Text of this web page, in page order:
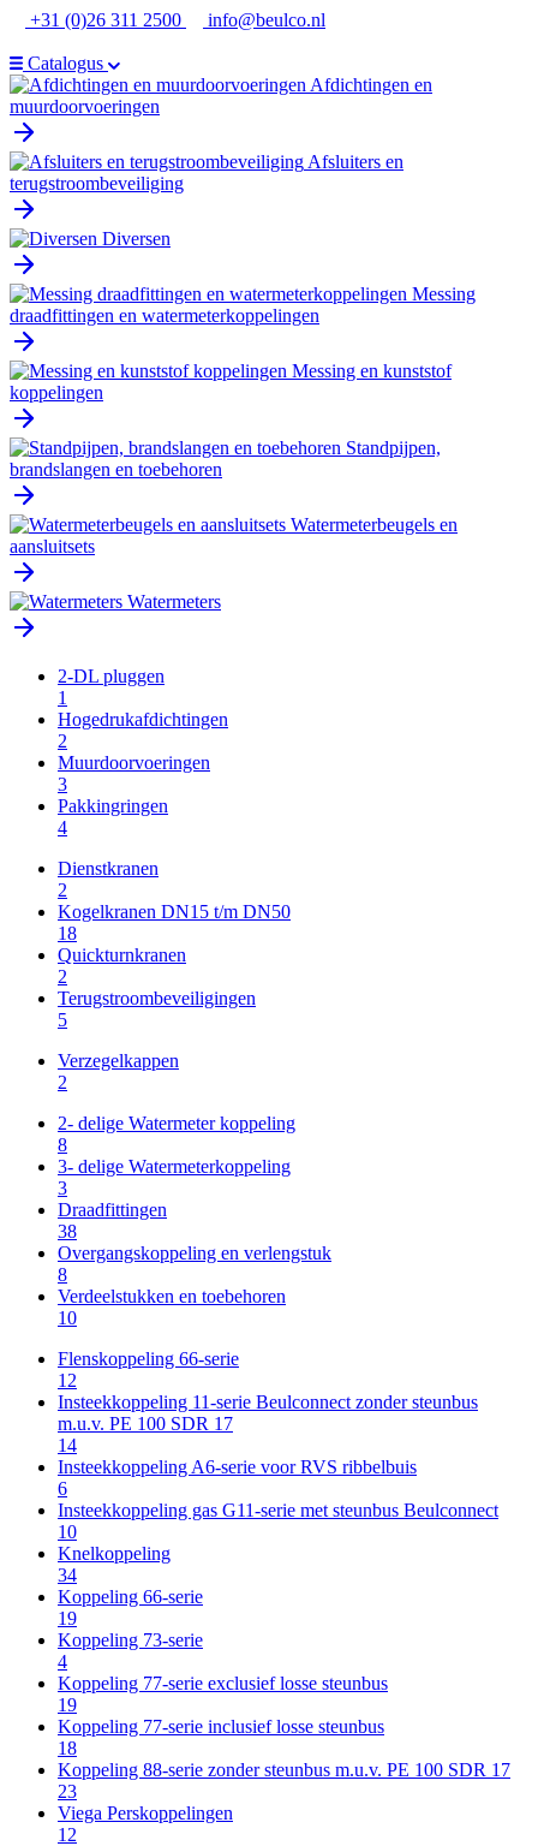
Ga
de
inhoud
+31 (0)26 311 2500 info@beulco.nl
Catalogus
Afdichtingen en
muurdoorvoeringen
Afsluiters en
terugstroombeveiliging
Diversen
Messing
draadfittingen en watermeterkoppelingen
Messing en kunststof
koppelingen
Standpijpen,
brandslangen en toebehoren
Watermeterbeugels en
aansluitsets
Watermeters
2-DL pluggen
1
Hogedrukafdichtingen
2
Muurdoorvoeringen
3
Pakkingringen
4
Dienstkranen
2
Kogelkranen DN15 t/m DN50
18
Quickturnkranen
2
Terugstroombeveiligingen
5
Verzegelkappen
2
2- delige Watermeter koppeling
8
3- delige Watermeterkoppeling
3
Draadfittingen
38
Overgangskoppeling en verlengstuk
8
Verdeelstukken en toebehoren
10
Flenskoppeling 66-serie
12
Insteekkoppeling 11-serie Beulconnect zonder steunbus
m.u.v. PE 100 SDR 17
14
Insteekkoppeling A6-serie voor RVS ribbelbuis
6
Insteekkoppeling gas G11-serie met steunbus Beulconnect
10
Knelkoppeling
34
Koppeling 66-serie
19
Koppeling 73-serie
4
Koppeling 77-serie exclusief losse steunbus
19
Koppeling 77-serie inclusief losse steunbus
18
Koppeling 88-serie zonder steunbus m.u.v. PE 100 SDR 17
23
Viega Perskoppelingen
12